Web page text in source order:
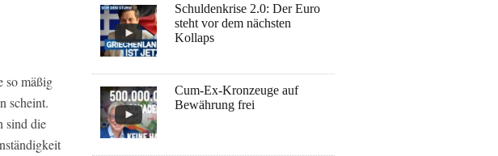
so mäßig
scheint.
sind die
Schuldenkrise 2.0: Der Euro
steht vor dem nächsten
Kollaps
Cum-Ex-Kronzeuge auf
Bewährung frei